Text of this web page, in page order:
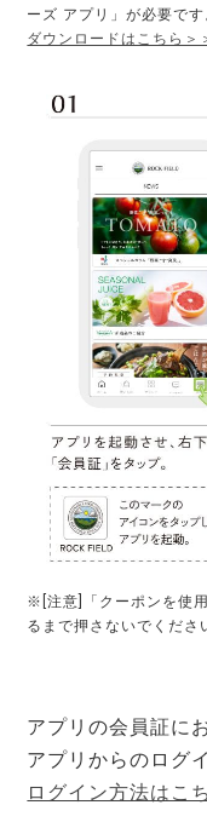
ーズ アプリ」が必要です
ダウンロードはこちら＞
※[注意]「クーポンを使
るまで押さないでくださ
アプリの会員証に
アプリからのログ
ログイン方法はこ